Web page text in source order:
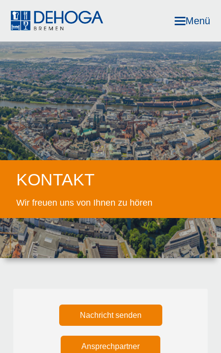
Menü
KONTAKT
Wir freuen uns von Ihnen zu hören
Nachricht senden
Ansprechpartner